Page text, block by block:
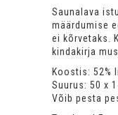
Saunalava
määrdumise
ei kõrvetaks.
kindakirja
Koostis: 52%
Suurus: 50 x
Võib pesta